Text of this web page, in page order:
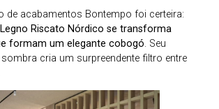
de acabamentos Bontempo foi certeira:
Legno Riscato Nórdico se transforma
formam um elegante cobogó. Seu
sombra cria um surpreendente filtro entre